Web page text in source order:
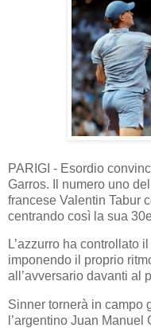
PARIGI - Esordio
Garros. Il numero uno
francese Valentin Tabur
centrando così la sua
L’azzurro ha controllato
imponendo il proprio
all’avversario davanti al
Sinner tornerà in campo
l’argentino Juan